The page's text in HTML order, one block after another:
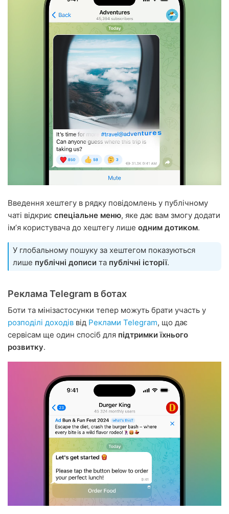
Введення хештегу в рядку повідомлень у публічному
чаті відкриє спеціальне меню, яке дає вам змогу додати
імʼя користувача до хештегу лише одним дотиком.
У глобальному пошуку за хештегом показуються
лише публічні дописи та публічні історії.
Реклама Telegram в ботах
Боти та мінізастосунки тепер можуть брати участь у
розподілі доходів від Реклами Telegram, що дає
сервісам ще один спосіб для підтримки їхнього
розвитку.